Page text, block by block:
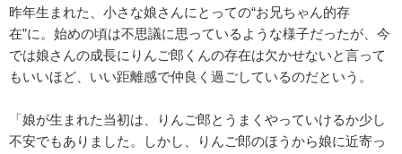
昨年生まれた、小さな娘さんにとっての“お兄ちゃん的存
在”に。始めの頃は不思議に思っているような様子だったが、今
では娘さんの成長にりんご郎くんの存在は欠かせないと言って
もいいほど、いい距離感で仲良く過ごしているのだという。
「娘が生まれた当初は、りんご郎とうまくやっていけるか少し
不安でもありました。しかし、りんご郎のほうから娘に近寄っ